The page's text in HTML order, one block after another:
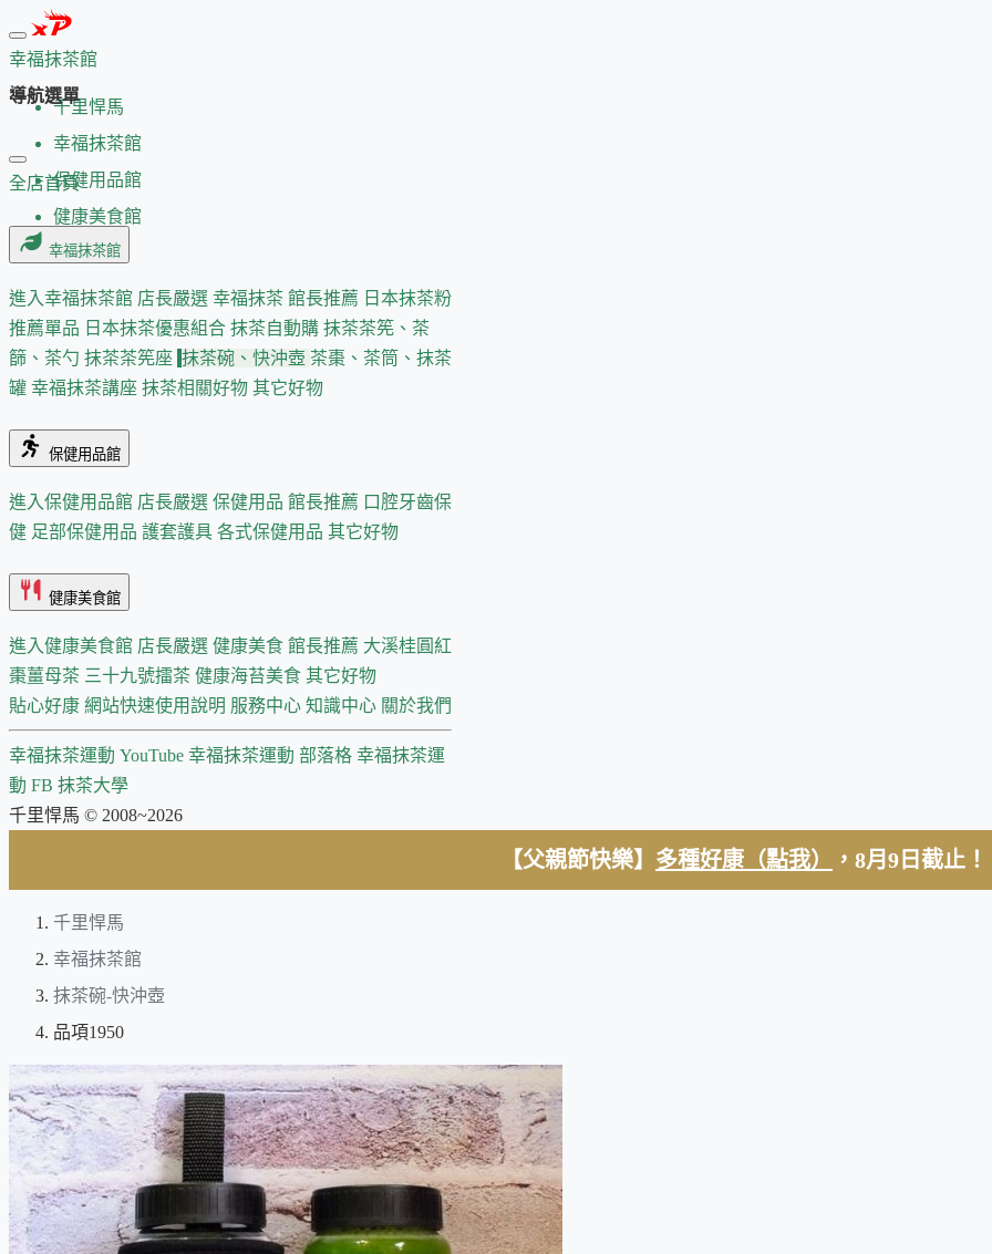
幸福抹茶館
千里悍馬
幸福抹茶館
保健用品館
健康美食館
導航選單
全店首頁
幸福抹茶館
進入幸福抹茶館 店長嚴選 幸福抹茶 館長推薦 日本抹茶粉
推薦單品 日本抹茶優惠組合 抹茶自動購 抹茶茶筅、茶
篩、茶勺 抹茶茶筅座 抹茶碗、快沖壺 茶棗、茶筒、抹茶
罐 幸福抹茶講座 抹茶相關好物 其它好物
保健用品館
進入保健用品館 店長嚴選 保健用品 館長推薦 口腔牙齒保
健 足部保健用品 護套護具 各式保健用品 其它好物
健康美食館
進入健康美食館 店長嚴選 健康美食 館長推薦 大溪桂圓紅
棗薑母茶 三十九號擂茶 健康海苔美食 其它好物
貼心好康 網站快速使用說明 服務中心 知識中心 關於我們
幸福抹茶運動 YouTube 幸福抹茶運動 部落格 幸福抹茶運
動 FB 抹茶大學
千里悍馬 © 2008~2026
【父親節快樂】 多種好康（點我） ，8月9日截止！
千里悍馬
幸福抹茶館
抹茶碗-快沖壺
品項1950